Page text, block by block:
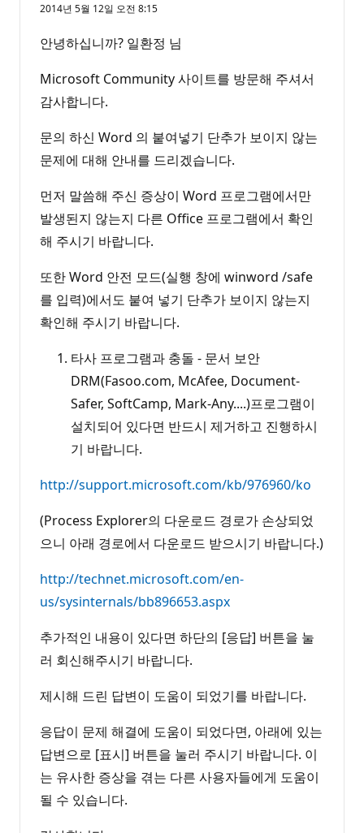
2014년 5월 12일 오전 8:15
안녕하십니까? 일환정 님
Microsoft Community 사이트를 방문해 주셔서
감사합니다.
문의 하신 Word 의 붙여넣기 단추가 보이지 않는
문제에 대해 안내를 드리겠습니다.
먼저 말씀해 주신 증상이 Word 프로그램에서만
발생된지 않는지 다른 Office 프로그램에서 확인
해 주시기 바랍니다.
또한 Word 안전 모드(실행 창에 winword /safe
를 입력)에서도 붙여 넣기 단추가 보이지 않는지
확인해 주시기 바랍니다.
타사 프로그램과 충돌 - 문서 보안
DRM(Fasoo.com, McAfee, Document-
Safer, SoftCamp, Mark-Any....)프로그램이
설치되어 있다면 반드시 제거하고 진행하시
기 바랍니다.
http://support.microsoft.com/kb/976960/ko
(Process Explorer의 다운로드 경로가 손상되었
으니 아래 경로에서 다운로드 받으시기 바랍니다.)
http://technet.microsoft.com/en-
us/sysinternals/bb896653.aspx
추가적인 내용이 있다면 하단의 [응답] 버튼을 눌
러 회신해주시기 바랍니다.
제시해 드린 답변이 도움이 되었기를 바랍니다.
응답이 문제 해결에 도움이 되었다면, 아래에 있는
답변으로 [표시] 버튼을 눌러 주시기 바랍니다. 이
는 유사한 증상을 겪는 다른 사용자들에게 도움이
될 수 있습니다.